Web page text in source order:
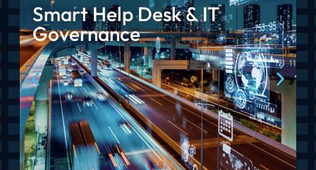
Smart Help Desk & IT
Governance